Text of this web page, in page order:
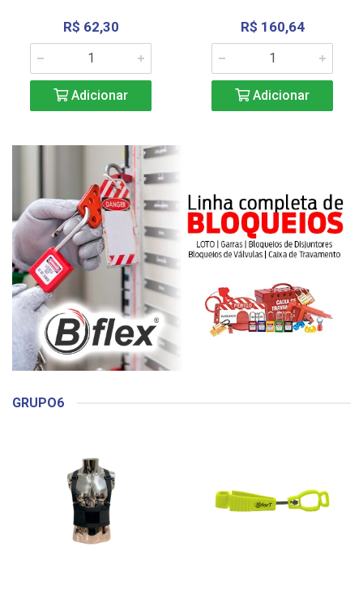
R$ 62,30
Adicionar
R$ 160,64
Adicionar
GRUPO6